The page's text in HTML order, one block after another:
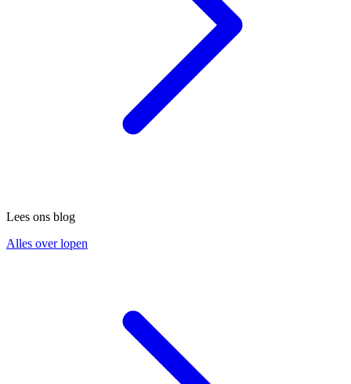
Lees ons blog
Alles over lopen